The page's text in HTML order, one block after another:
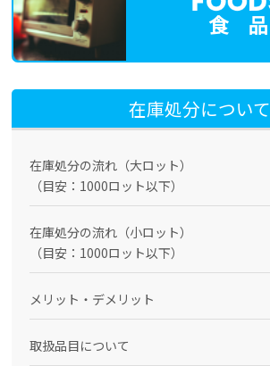
食 品
在庫処分について
在庫処分の流れ（大ロット）
（目安：1000ロット以下）
在庫処分の流れ（小ロット）
（目安：1000ロット以下）
メリット・デメリット
取扱品目について